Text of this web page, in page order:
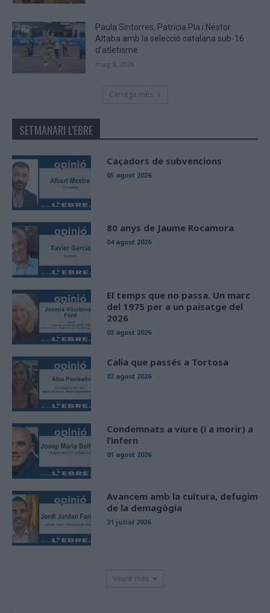
Paula Sintorres, Patrícia Pla i Néstor
Altaba amb la selecció catalana sub-16
d’atletisme
maig 8, 2026
Carrega més
SETMANARI L'EBRE
Caçadors de subvencions
05 agost 2026
80 anys de Jaume Rocamora
04 agost 2026
El temps que no passa. Un marc
del 1975 per a un paisatge del
2026
03 agost 2026
Calia que passés a Tortosa
02 agost 2026
Condemnats a viure (i a morir) a
l’infern
01 agost 2026
Avancem amb la cultura, defugim
de la demagògia
31 juliol 2026
Veure més